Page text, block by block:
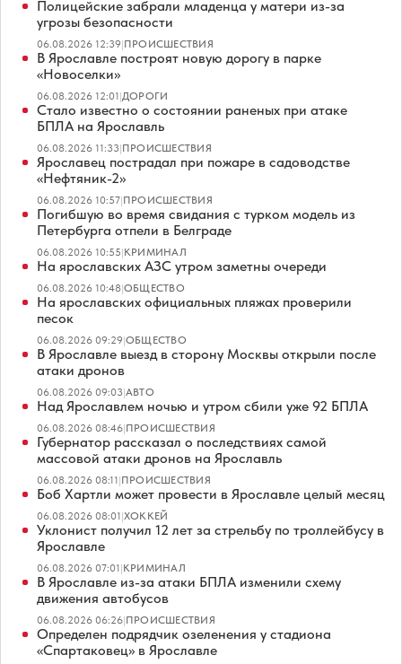
Полицейские забрали младенца у матери из-за
угрозы безопасности
06.08.2026 12:39|ПРОИСШЕСТВИЯ
В Ярославле построят новую дорогу в парке
«Новоселки»
06.08.2026 12:01|ДОРОГИ
Стало известно о состоянии раненых при атаке
БПЛА на Ярославль
06.08.2026 11:33|ПРОИСШЕСТВИЯ
Ярославец пострадал при пожаре в садоводстве
«Нефтяник-2»
06.08.2026 10:57|ПРОИСШЕСТВИЯ
Погибшую во время свидания с турком модель из
Петербурга отпели в Белграде
06.08.2026 10:55|КРИМИНАЛ
На ярославских АЗС утром заметны очереди
06.08.2026 10:48|ОБЩЕСТВО
На ярославских официальных пляжах проверили
песок
06.08.2026 09:29|ОБЩЕСТВО
В Ярославле выезд в сторону Москвы открыли после
атаки дронов
06.08.2026 09:03|АВТО
Над Ярославлем ночью и утром сбили уже 92 БПЛА
06.08.2026 08:46|ПРОИСШЕСТВИЯ
Губернатор рассказал о последствиях самой
массовой атаки дронов на Ярославль
06.08.2026 08:11|ПРОИСШЕСТВИЯ
Боб Хартли может провести в Ярославле целый месяц
06.08.2026 08:01|ХОККЕЙ
Уклонист получил 12 лет за стрельбу по троллейбусу в
Ярославле
06.08.2026 07:01|КРИМИНАЛ
В Ярославле из-за атаки БПЛА изменили схему
движения автобусов
06.08.2026 06:26|ПРОИСШЕСТВИЯ
Определен подрядчик озеленения у стадиона
«Спартаковец» в Ярославле